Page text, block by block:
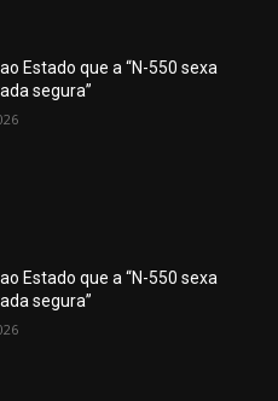
Estado que a “N-550 sexa
segura”
Estado que a “N-550 sexa
segura”